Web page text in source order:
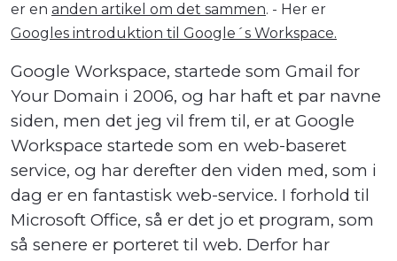
er en anden artikel om det sammen. - Her er
Googles introduktion til Google´s Workspace.
Google Workspace, startede som Gmail for
Your Domain i 2006, og har haft et par navne
siden, men det jeg vil frem til, er at Google
Workspace startede som en web-baseret
service, og har derefter den viden med, som i
dag er en fantastisk web-service. I forhold til
Microsoft Office, så er det jo et program, som
så senere er porteret til web. Derfor har